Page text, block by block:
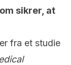
sikrer, at
fra et studie